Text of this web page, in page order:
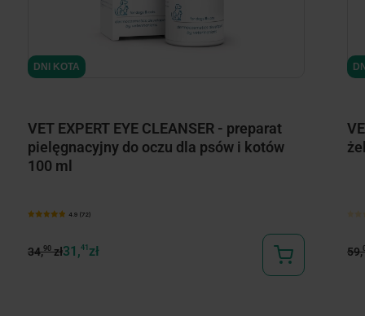
minimize
DNI KOTA
VET EXPERT EYE CLEANSER - preparat
pielęgnacyjny do oczu dla psów i kotów
100 ml
4.9 (72)
34,90zł31,41 zł 59,